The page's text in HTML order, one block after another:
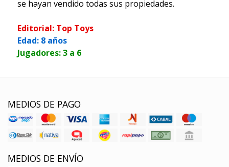
se hayan vendido todas sus propiedades.
Editorial: Top Toys
Edad: 8 años
Jugadores: 3 a 6
MEDIOS DE PAGO
MEDIOS DE ENVÍO